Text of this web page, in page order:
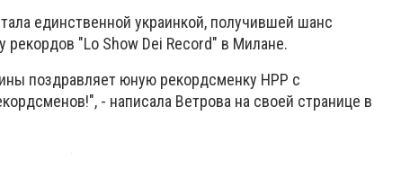
единственной украинкой, получившей шанс
"Lo Show Dei Record" в Милане.
поздравляет юную рекордсменку НРР с
- написала Ветрова на своей странице в